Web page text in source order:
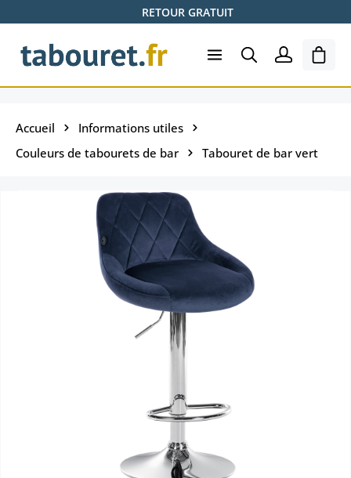
Passer au contenu principalRETOUR GRATUIT
Le
Accueil
Informations utiles
Couleurs de tabourets de bar
Tabouret de bar vert